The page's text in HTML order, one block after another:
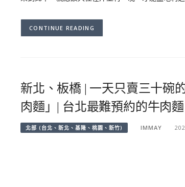
CONTINUE READING
新北、板橋 | 一天只賣三十碗
肉麵」| 台北最難預約的牛肉
北部 (台北、新北、基隆、桃園、新竹) IMMAY